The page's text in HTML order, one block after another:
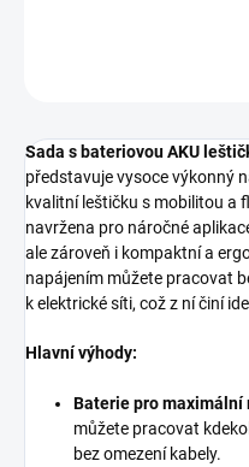
Sada s bateriovou AKU
představuje vysoce výkonný
kvalitní leštičku s mobilitou a
navržena pro náročné
ale zároveň i kompaktní a
napájením můžete pracovat
k elektrické síti, což z ní činí
Hlavní výhody:
Baterie pro maximální
můžete pracovat
bez omezení kabely.